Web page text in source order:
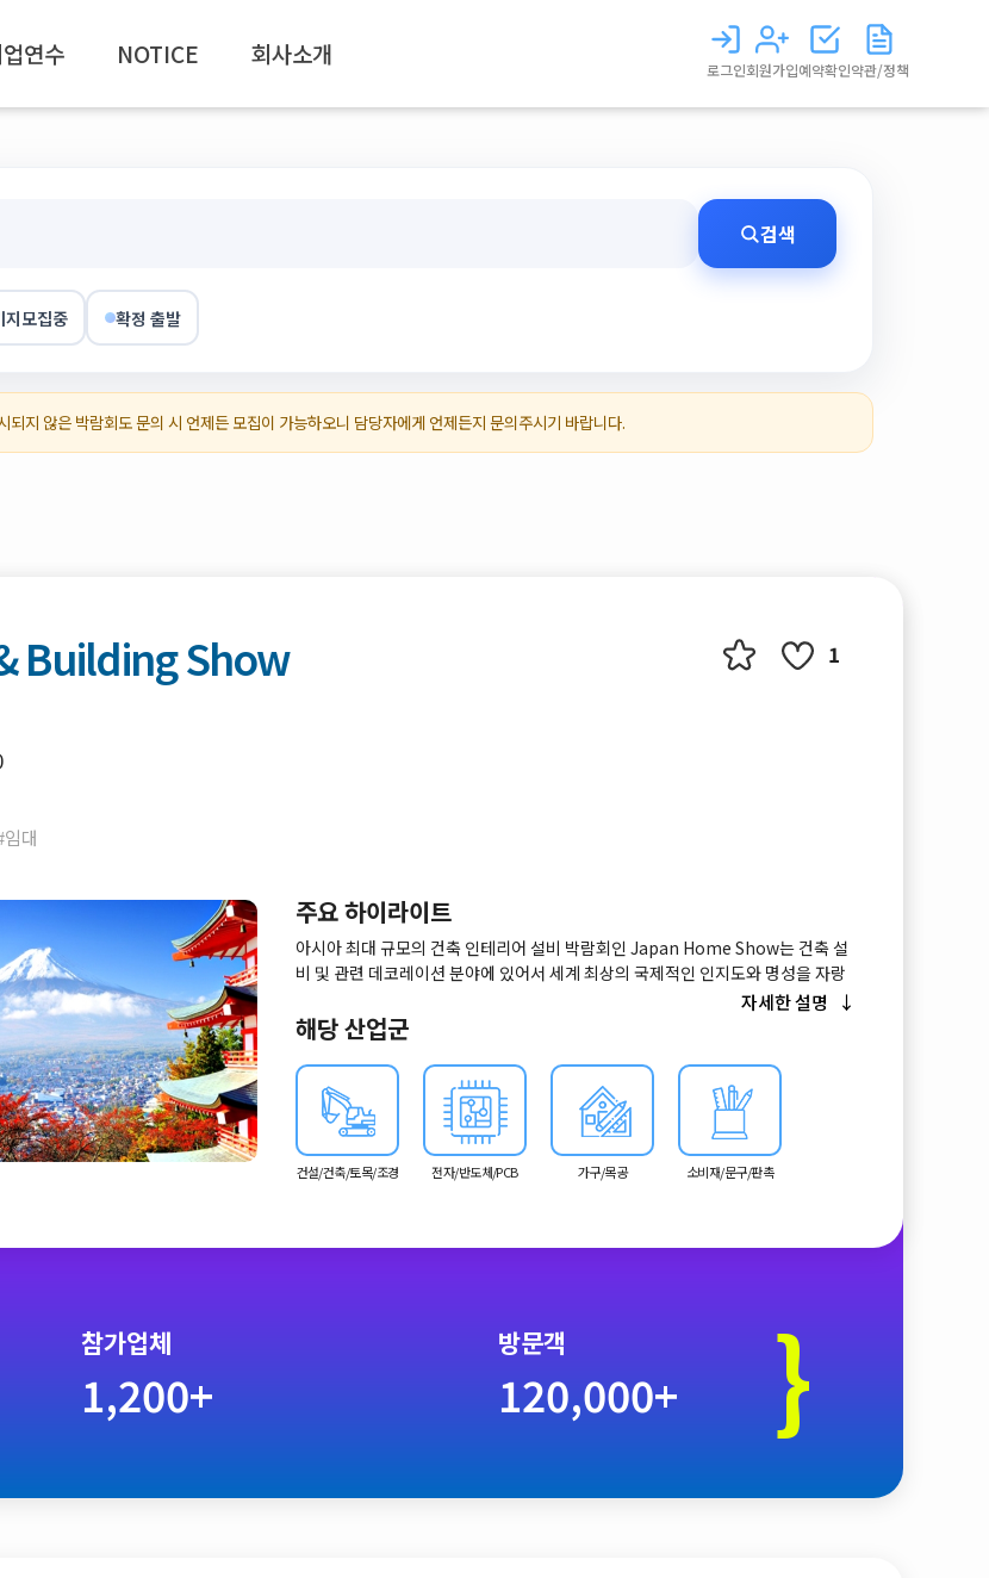
연수 NOTICE 회사소개
로그인회원가입예약확인약관/정책
검색
지모집중 확정 출발
되지 않은 박람회도 문의 시 언제든 모집이 가능하오니 담당자에게 언제든지 문의주시기 바랍니다.
Building Show
대
1
주요 하이라이트
아시아 최대 규모의 건축 인테리어 설비 박람회인 Japan Home Show는 건축 설
비 및 관련 데코레이션 분야에 있어서 세계 최상의 국제적인 인지도와 명성을 자랑
하는 박람회 입니다.본 전시회는 한국의 경향 하우징 페어와 닮아 있으며 분야별로
가정용 건축, 상업용 건축, 커버링 분야, 보안, 안전설비 부문 등으로 세분화되어 개
최됩니다.
자세한 설명
해당 산업군
건설/건축/토목/조경 전자/반도체/PCB 가구/목공 소비재/문구/판촉
참가업체 방문객
1,200+ 120,000+ }